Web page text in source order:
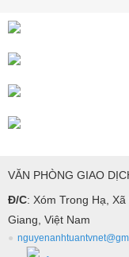
VĂN PHÒNG GIAO
Đ/C: Xóm Trong Hạ,
Giang, Việt Nam